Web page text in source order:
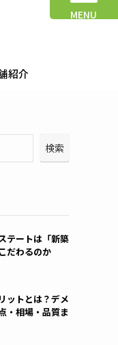
紹介
MENU
検索
テートは「新築
だわるのか
ットとは？デメ
・相場・品質ま